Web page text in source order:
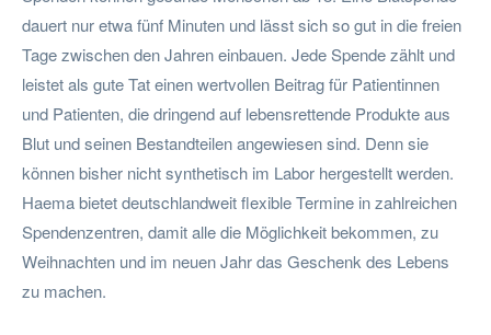
dauert nur etwa fünf Minuten und lässt sich so gut in die freien
Tage zwischen den Jahren einbauen. Jede Spende zählt und
leistet als gute Tat einen wertvollen Beitrag für Patientinnen
und Patienten, die dringend auf lebensrettende Produkte aus
Blut und seinen Bestandteilen angewiesen sind. Denn sie
können bisher nicht synthetisch im Labor hergestellt werden.
Haema bietet deutschlandweit flexible Termine in zahlreichen
Spendenzentren, damit alle die Möglichkeit bekommen, zu
Weihnachten und im neuen Jahr das Geschenk des Lebens
zu machen.